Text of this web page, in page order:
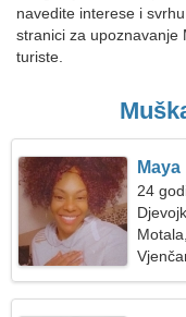
navedite interese i
stranici za upoznavanje
turiste.
Maya
24